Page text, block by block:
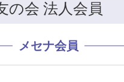
の会 法人会員
メセナ会員